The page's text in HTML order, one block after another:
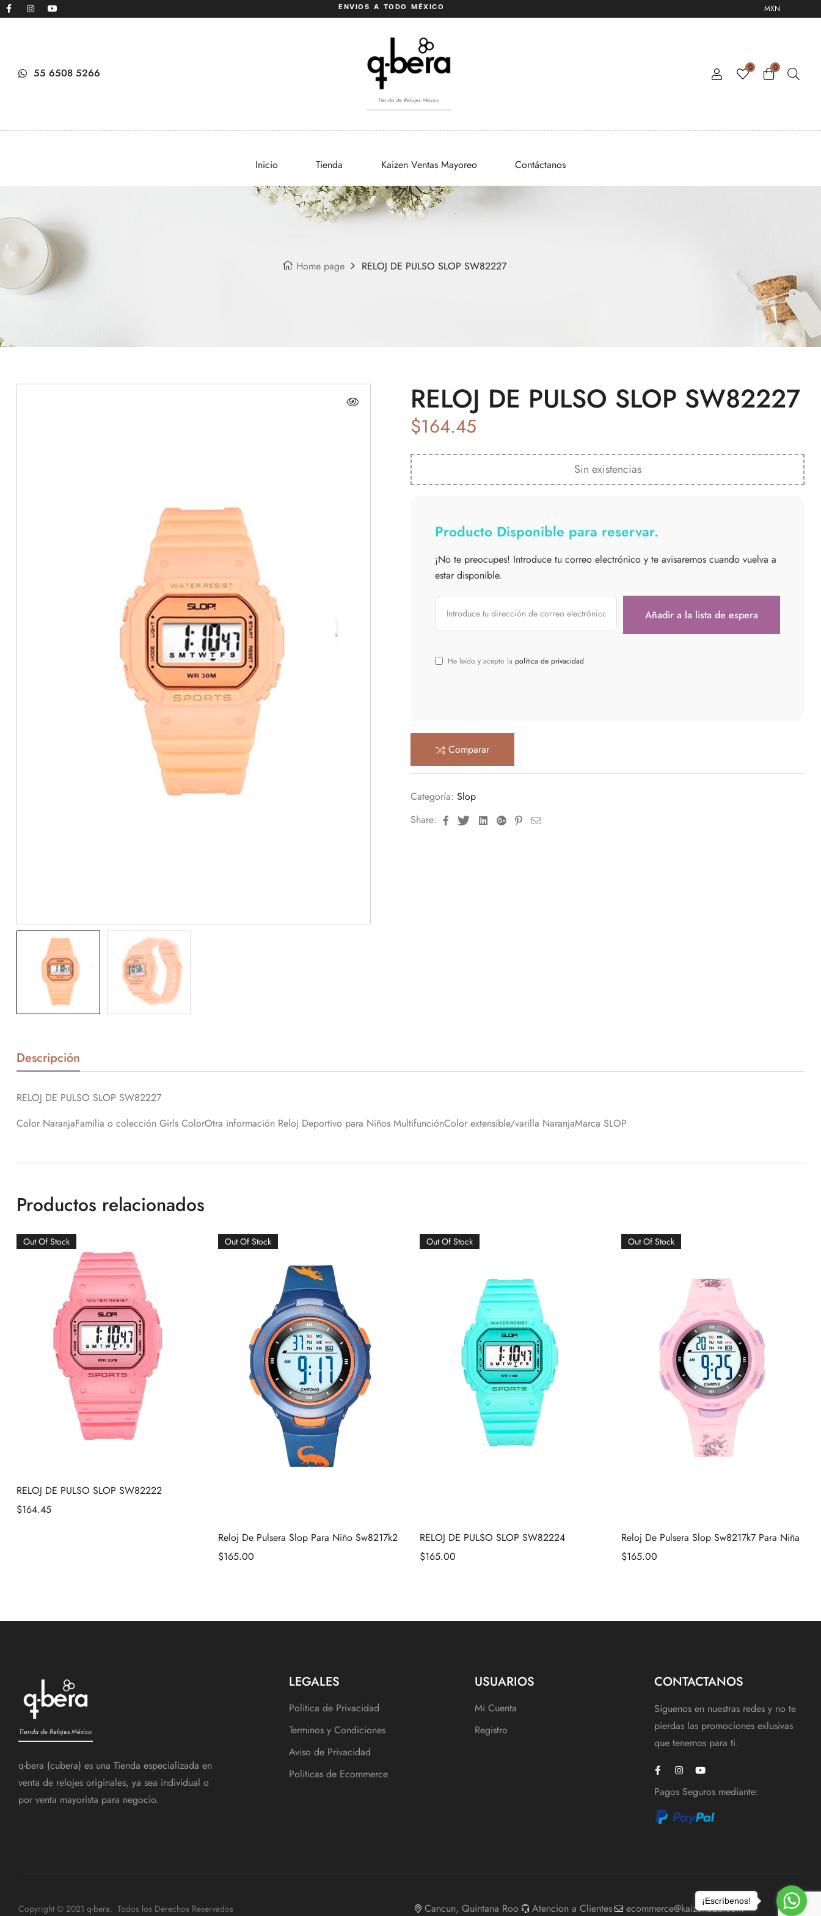
ENVIOS A TODO MÉXICO MXN
55 6508 5266
Tienda de Relojes México
0 0
Inicio Tienda Kaizen Ventas Mayoreo Contáctanos
Home page RELOJ DE PULSO SLOP SW82227
RELOJ DE PULSO SLOP SW82227
$164.45
Sin existencias
Producto Disponible para reservar.
¡No te preocupes! Introduce tu correo electrónico y te avisaremos cuando vuelva a
estar disponible.
He leído y acepto la política de privacidad
Comparar
Categoría: Slop
Share:
FacebookTwitterLinkedinGoogle+Pinterest
Email
Descripción
RELOJ DE PULSO SLOP SW82227
Color NaranjaFamilia o colección Girls ColorOtra información Reloj Deportivo para Niños MultifunciónColor extensible/varilla NaranjaMarca SLOP​
Productos relacionados
Out Of Stock
RELOJ DE PULSO SLOP SW82222
$164.45
Out Of Stock
Reloj De Pulsera Slop Para Niño Sw8217k2
$165.00
Out Of Stock
RELOJ DE PULSO SLOP SW82224
$165.00
Out Of Stock
Reloj De Pulsera Slop Sw8217k7 Para Niña
$165.00
Tienda de Relojes México
q-bera (cubera) es una Tienda especializada en
venta de relojes originales, ya sea individual o
por venta mayorista para negocio.
LEGALES
Politica de Privacidad
Terminos y Condiciones
Aviso de Privacidad
Politicas de Ecommerce
USUARIOS
Mi Cuenta
Registro
CONTACTANOS
Síguenos en nuestras redes y no te
pierdas las promociones exlusivas
que tenemos para ti.
Pagos Seguros mediante:
Copyright © 2021 q-bera. Todos los Derechos Reservados Cancun, Quintana Roo Atencion a Clientes ecommerce@kaizenb2b.com
¡Escríbenos!